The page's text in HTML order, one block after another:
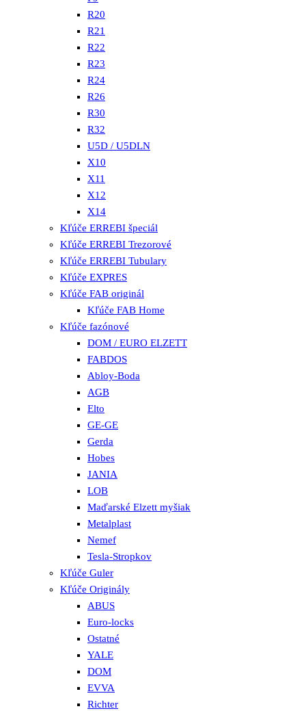
R20
R21
R22
R23
R24
R26
R30
R32
U5D / U5DLN
X10
X11
X12
X14
Kľúče ERREBI špeciál
Kľúče ERREBI Trezorové
Kľúče ERREBI Tubulary
Kľúče EXPRES
Kľúče FAB originál
Kľúče FAB Home
Kľúče fazónové
DOM / EURO ELZETT
FABDOS
Abloy-Boda
AGB
Elto
GE-GE
Gerda
Hobes
JANIA
LOB
Maďarské Elzett myšiak
Metalplast
Nemef
Tesla-Stropkov
Kľúče Guler
Kľúče Originály
ABUS
Euro-locks
Ostatné
YALE
DOM
EVVA
Richter